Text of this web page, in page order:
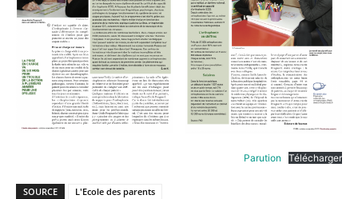
Parution Télécharger
SOURCE L'Ecole des parents